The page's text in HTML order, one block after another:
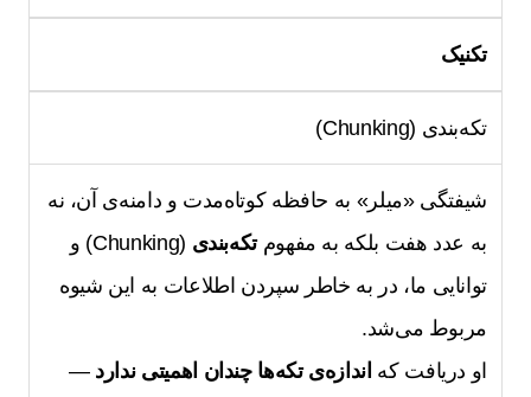
تکنیک
تکه‌بندی (Chunking)
شیفتگی «میلر» به حافظه کوتاه‌مدت و دامنه‌ی آن، نه
به عدد هفت بلکه به مفهومتکه‌بندی
(Chunking) و
توانایی ما، در به خاطر سپردن اطلاعات به این شیوه
مربوط می‌شد.
او دریافت که اندازه‌ی تکه‌ها چندان اهمیتی ندارد —